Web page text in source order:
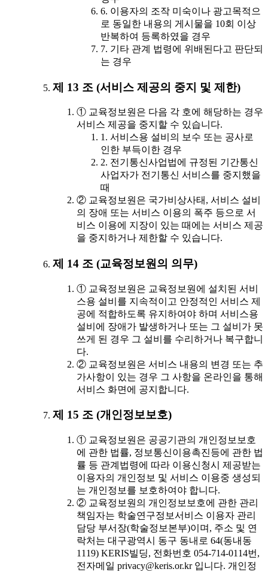
6. 이용자의 조작 미숙이나 광고목적으
로 동일한 내용의 게시물을 10회 이상
반복하여 등록하였을 경우
7. 기타 관계 법령에 위배된다고 판단되
는 경우
제 13 조 (서비스 제공의 중지 및 제한)
① 교육정보원은 다음 각 호에 해당하는 경우
서비스 제공을 중지할 수 있습니다.
1. 서비스용 설비의 보수 또는 공사로
인한 부득이한 경우
2. 전기통신사업법에 규정된 기간통신
사업자가 전기통신 서비스를 중지했을
때
② 교육정보원은 국가비상사태, 서비스 설비
의 장애 또는 서비스 이용의 폭주 등으로 서
비스 이용에 지장이 있는 때에는 서비스 제공
을 중지하거나 제한할 수 있습니다.
제 14 조 (교육정보원의 의무)
① 교육정보원은 교육정보원에 설치된 서비
스용 설비를 지속적이고 안정적인 서비스 제
공에 적합하도록 유지하여야 하며 서비스용
설비에 장애가 발생하거나 또는 그 설비가 못
쓰게 된 경우 그 설비를 수리하거나 복구합니
다.
② 교육정보원은 서비스 내용의 변경 또는 추
가사항이 있는 경우 그 사항을 온라인을 통해
서비스 화면에 공지합니다.
제 15 조 (개인정보보호)
① 교육정보원은 공공기관의 개인정보보호
에 관한 법률, 정보통신이용촉진등에 관한 법
률 등 관계법령에 따라 이용신청시 제공받는
이용자의 개인정보 및 서비스 이용중 생성되
는 개인정보를 보호하여야 합니다.
② 교육정보원의 개인정보보호에 관한 관리
책임자는 학술연구정보서비스 이용자 관리
담당 부서장(학술정보본부)이며, 주소 및 연
락처는 대구광역시 동구 동내로 64(동내동
1119) KERIS빌딩, 전화번호 054-714-0114번,
전자메일 privacy@keris.or.kr 입니다. 개인정